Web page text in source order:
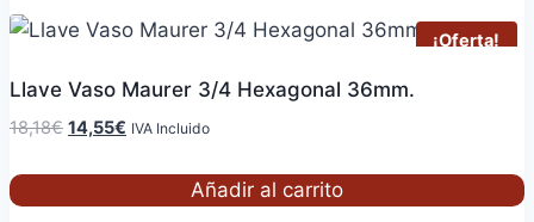
¡Oferta!
Llave Vaso Maurer 3/4 Hexagonal 36mm.
18,18€ El
era:
14,55€ El
es:
IVA Incluido
Añadir al carrito